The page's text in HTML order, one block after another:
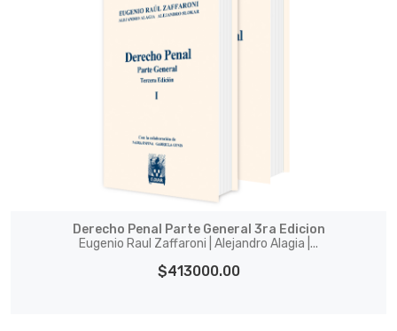
Derecho Penal Parte General 3ra Edicion
Eugenio Raul Zaffaroni | Alejandro Alagia |...
$413000.00